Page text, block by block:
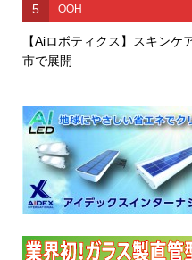
5 OOH
【Aiロボティクス】スキン
市で展開